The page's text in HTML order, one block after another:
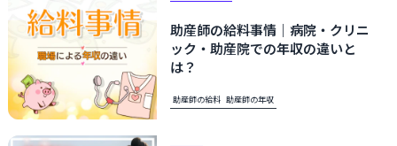
助産師の給料事情｜病院・クリニ
ック・助産院での年収の違いと
は？
助産師の給料 助産師の年収